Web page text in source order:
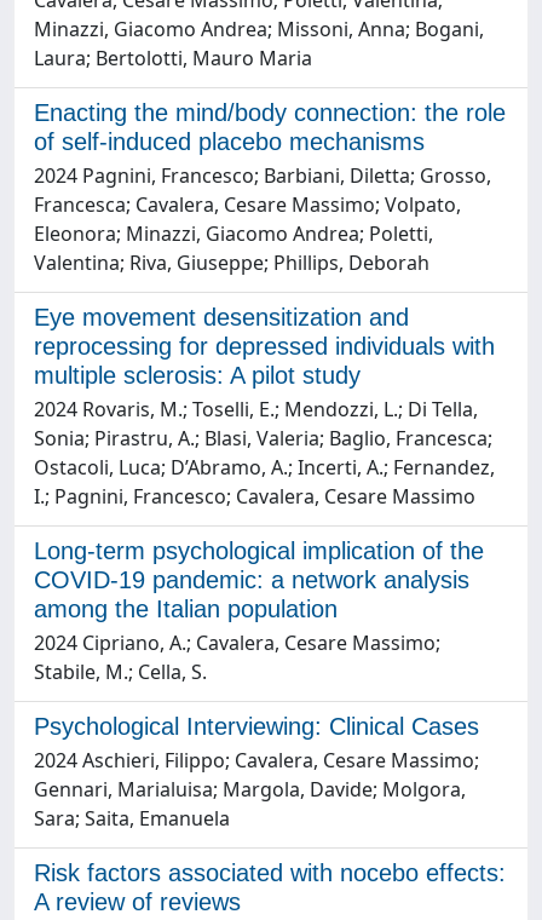
Minazzi, Giacomo Andrea; Missoni, Anna; Bogani,
Laura; Bertolotti, Mauro Maria
Enacting the mind/body connection: the role
of self-induced placebo mechanisms
2024 Pagnini, Francesco; Barbiani, Diletta; Grosso,
Francesca; Cavalera, Cesare Massimo; Volpato,
Eleonora; Minazzi, Giacomo Andrea; Poletti,
Valentina; Riva, Giuseppe; Phillips, Deborah
Eye movement desensitization and
reprocessing for depressed individuals with
multiple sclerosis: A pilot study
2024 Rovaris, M.; Toselli, E.; Mendozzi, L.; Di Tella,
Sonia; Pirastru, A.; Blasi, Valeria; Baglio, Francesca;
Ostacoli, Luca; D’Abramo, A.; Incerti, A.; Fernandez,
I.; Pagnini, Francesco; Cavalera, Cesare Massimo
Long-term psychological implication of the
COVID-19 pandemic: a network analysis
among the Italian population
2024 Cipriano, A.; Cavalera, Cesare Massimo;
Stabile, M.; Cella, S.
Psychological Interviewing: Clinical Cases
2024 Aschieri, Filippo; Cavalera, Cesare Massimo;
Gennari, Marialuisa; Margola, Davide; Molgora,
Sara; Saita, Emanuela
Risk factors associated with nocebo effects:
A review of reviews